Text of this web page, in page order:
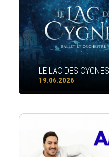
LE LAC DES CYGNES
19.06.2026